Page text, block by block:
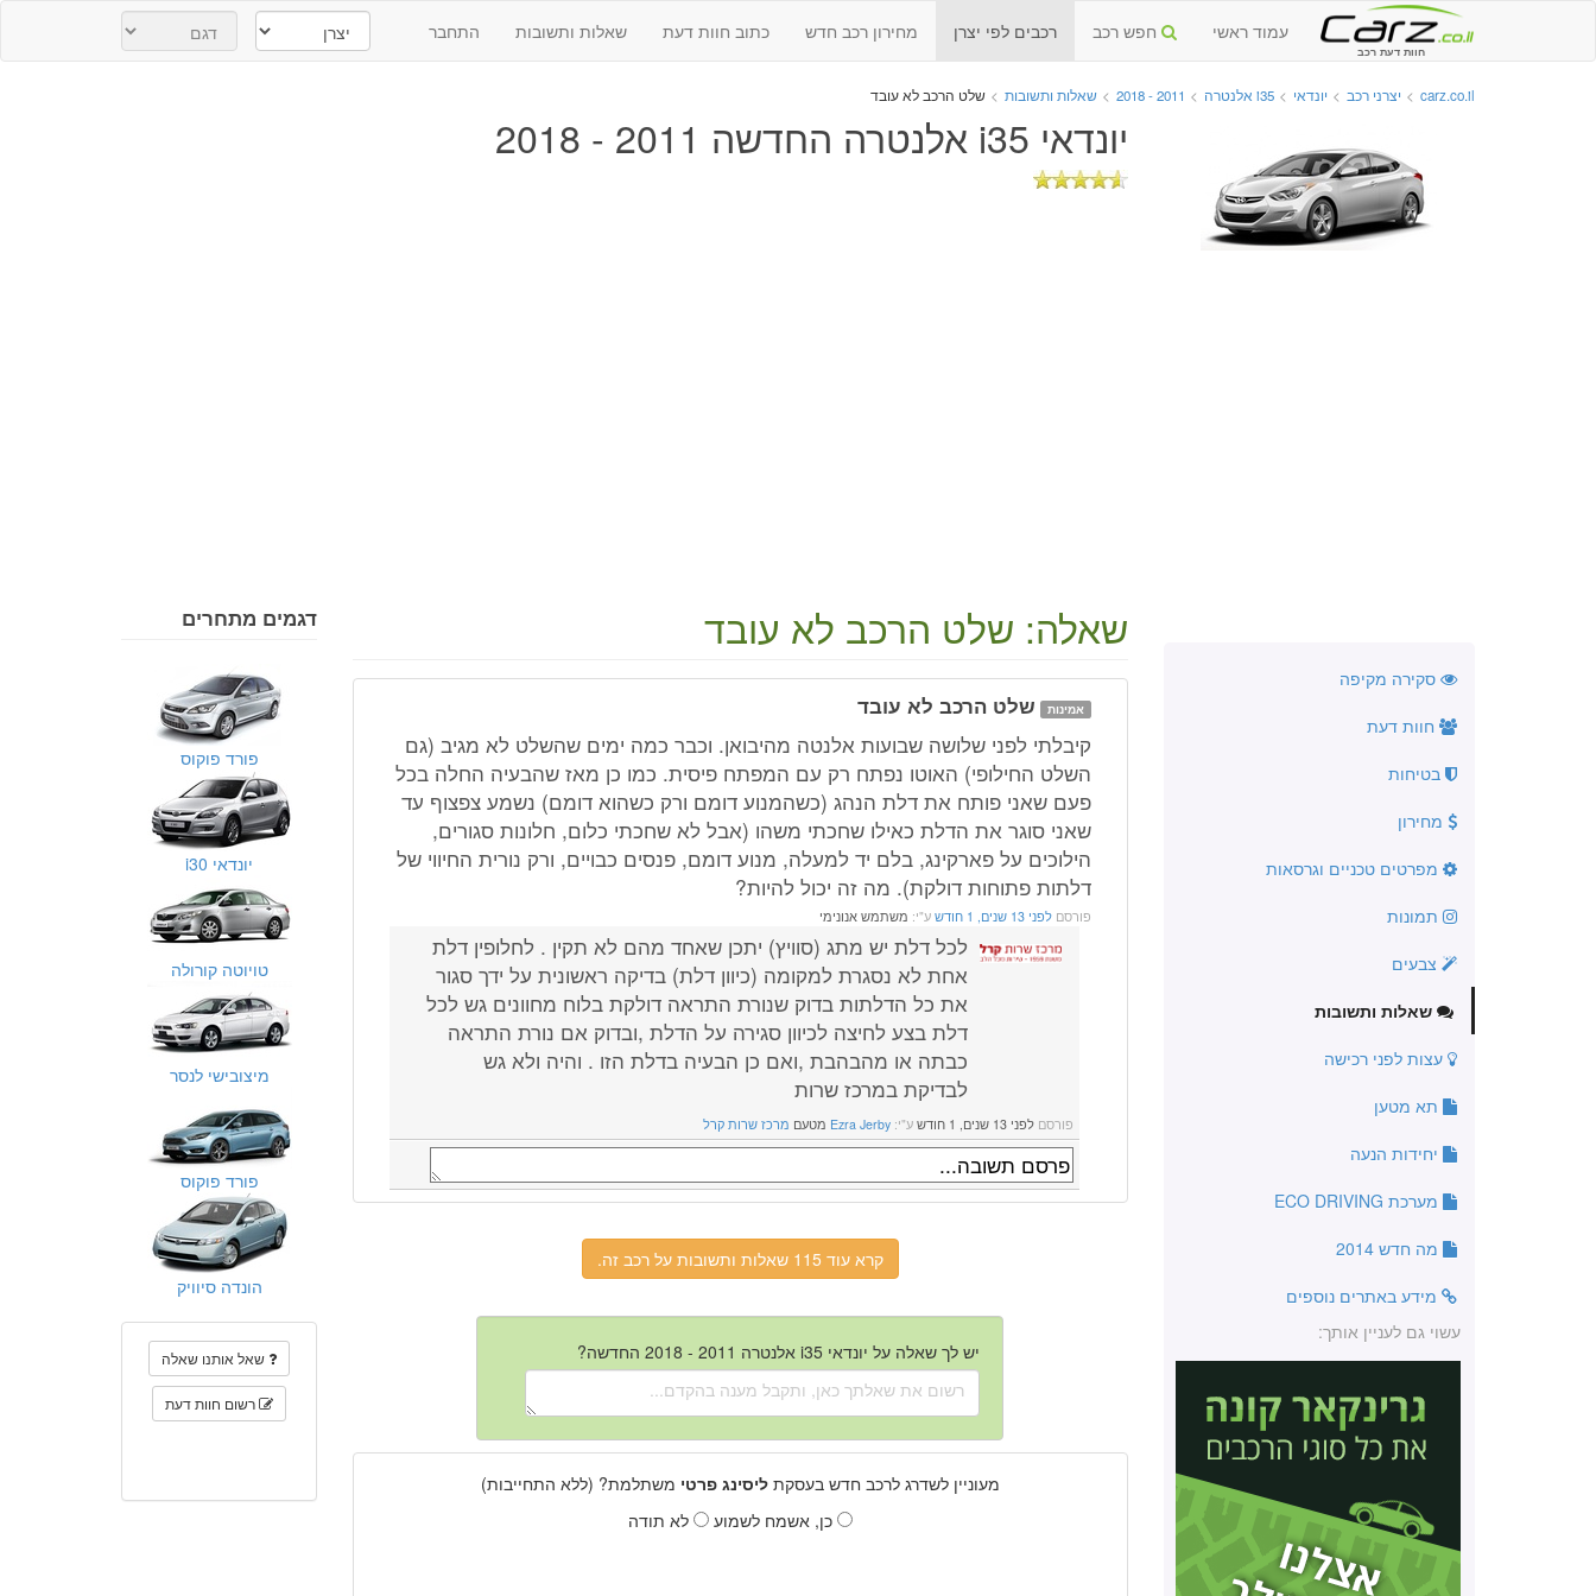
חוות דעת רכב
עמוד ראשי חפש רכב רכבים לפי יצרן מחירון רכב חדש כתוב חוות דעת שאלות ותשובות התחבר
carz.co.il
> יצרני רכב > יונדאי > i35 אלנטרה >
2011 - 2018
> שאלות ותשובות > שלט הרכב לא עובד
יונדאי i35 אלנטרה החדשה 2011 - 2018
סקירה מקיפה
חוות דעת
בטיחות
מחירון
מפרטים טכניים וגרסאות
תמונות
צבעים
שאלות ותשובות
עצות לפני רכישה
תא מטען
יחידות הנעה
מערכת ECO DRIVING
מה חדש 2014
מידע באתרים נוספים
עשוי גם לעניין אותך:
שאלה: שלט הרכב לא עובד
אמינות שלט הרכב לא עובד
קיבלתי לפני שלושה שבועות אלנטה מהיבואן. וכבר כמה ימים שהשלט לא מגיב (גם
השלט החילופי) האוטו נפתח רק עם המפתח פיסית. כמו כן מאז שהבעיה החלה בכל
פעם שאני פותח את דלת הנהג (כשהמנוע דומם ורק כשהוא דומם) נשמע צפצוף עד
שאני סוגר את הדלת כאילו שחכתי משהו (אבל לא שחכתי כלום, חלונות סגורים,
הילוכים על פארקינג, בלם יד למעלה, מנוע דומם, פנסים כבויים, ורק נורית החיווי של
דלתות פתוחות דולקת). מה זה יכול להיות?
פורסםלפני 13 שנים, 1 חודש ע"י: משתמש אנונימי
לכל דלת יש מתג (סוויץ) יתכן שאחד מהם לא תקין . לחלופין דלת
אחת לא נסגרת למקומה (כיוון דלת) בדיקה ראשונית על ידך סגור
את כל הדלתות בדוק שנורת התראה דולקת בלוח מחוונים גש לכל
דלת בצע לחיצה לכיוון סגירה על הדלת ,ובדוק אם נורת התראה
כבתה או מהבהבת ,ואם כן הבעיה בדלת הזו . והיה ולא גש
לבדיקת במרכז שרות
פורסםלפני 13 שנים, 1 חודש ע"י:Ezra Jerby מטעם מרכז שרות קרל
קרא עוד 115 שאלות ותשובות על רכב זה.
יש לך שאלה על יונדאי i35 אלנטרה 2011 - 2018 החדשה?
מעוניין לשדרג לרכב חדש בעסקתליסינג פרטי משתלמת? (ללא התחייבות)
כן, אשמח לשמוע
לא תודה
דגמים מתחרים
פורד פוקוס
יונדאי i30
טויוטה קורולה
מיצובישי לנסר
פורד פוקוס
הונדה סיוויק
שאל אותנו שאלה
רשום חוות דעת